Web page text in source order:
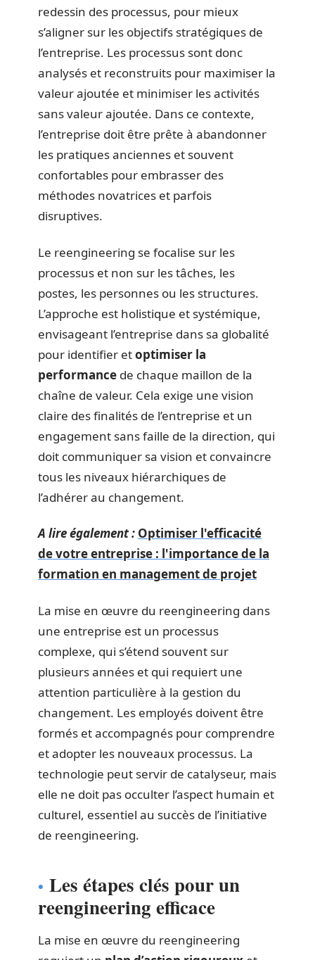
redessin des processus, pour mieux
s’aligner sur les objectifs stratégiques de
l’entreprise. Les processus sont donc
analysés et reconstruits pour maximiser la
valeur ajoutée et minimiser les activités
sans valeur ajoutée. Dans ce contexte,
l’entreprise doit être prête à abandonner
les pratiques anciennes et souvent
confortables pour embrasser des
méthodes novatrices et parfois
disruptives.
Le reengineering se focalise sur les
processus et non sur les tâches, les
postes, les personnes ou les structures.
L’approche est holistique et systémique,
envisageant l’entreprise dans sa globalité
pour identifier etoptimiser la
performance de chaque maillon de la
chaîne de valeur. Cela exige une vision
claire des finalités de l’entreprise et un
engagement sans faille de la direction, qui
doit communiquer sa vision et convaincre
tous les niveaux hiérarchiques de
l’adhérer au changement.
A lire également : Optimiser l'efficacité
de votre entreprise : l'importance de la
formation en management de projet
La mise en œuvre du reengineering dans
une entreprise est un processus
complexe, qui s’étend souvent sur
plusieurs années et qui requiert une
attention particulière à la gestion du
changement. Les employés doivent être
formés et accompagnés pour comprendre
et adopter les nouveaux processus. La
technologie peut servir de catalyseur, mais
elle ne doit pas occulter l’aspect humain et
culturel, essentiel au succès de l’initiative
de reengineering.
Les étapes clés pour un
reengineering efficace
La mise en œuvre du reengineering